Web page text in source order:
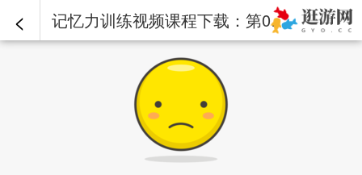
< 记忆力训练视频课程下载：第04讲(3)怎么样记单词最科学？ 第3段.mp4 - 记忆方法训练视频课程（10讲）：如何打造过目不忘的记忆力？